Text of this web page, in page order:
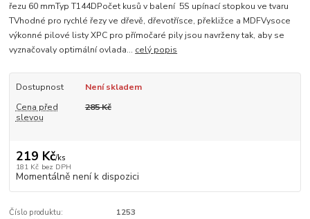
řezu 60 mmTyp T144DPočet kusů v balení 5S upínací stopkou ve tvaru
TVhodné pro rychlé řezy ve dřevě, dřevotřísce, překližce a MDFVysoce
výkonné pilové listy XPC pro přímočaré pily jsou navrženy tak, aby se
vyznačovaly optimální ovlada... celý popis
Dostupnost
Není skladem
Cena před
slevou
285 Kč
219 Kč/ks
181 Kč bez DPH
Momentálně není k dispozici
Číslo produktu:
1253